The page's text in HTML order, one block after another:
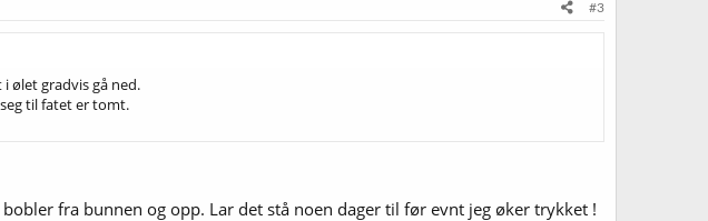
#3
ølet gradvis gå ned.
til fatet er tomt.
fra bunnen og opp. Lar det stå noen dager til før evnt jeg øker trykket !